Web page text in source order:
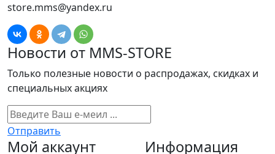
store.mms@yandex.ru
Новости от MMS-STORE
Только полезные новости о распродажах, скидках и
специальных акциях
Отправить
Мой аккаунт Информация